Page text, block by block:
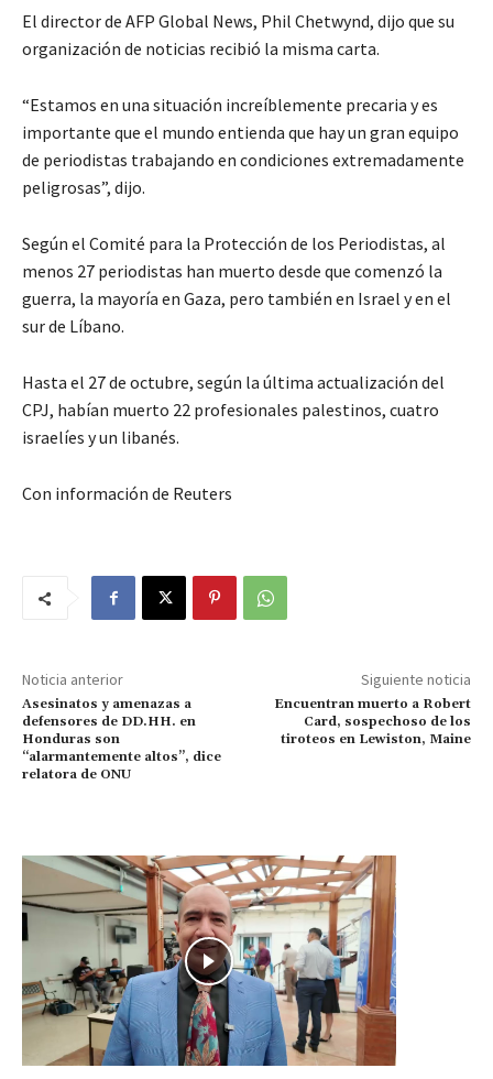
El director de AFP Global News, Phil Chetwynd, dijo que su
organización de noticias recibió la misma carta.
“Estamos en una situación increíblemente precaria y es
importante que el mundo entienda que hay un gran equipo
de periodistas trabajando en condiciones extremadamente
peligrosas”, dijo.
Según el Comité para la Protección de los Periodistas, al
menos 27 periodistas han muerto desde que comenzó la
guerra, la mayoría en Gaza, pero también en Israel y en el
sur de Líbano.
Hasta el 27 de octubre, según la última actualización del
CPJ, habían muerto 22 profesionales palestinos, cuatro
israelíes y un libanés.
Con información de Reuters
Noticia anterior
Asesinatos y amenazas a
defensores de DD.HH. en
Honduras son
“alarmantemente altos”, dice
relatora de ONU
Siguiente noticia
Encuentran muerto a Robert
Card, sospechoso de los
tiroteos en Lewiston, Maine